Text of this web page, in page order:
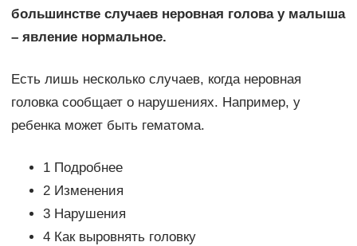
большинстве случаев неровная голова у малыша
– явление нормальное.
Есть лишь несколько случаев, когда неровная
головка сообщает о нарушениях. Например, у
ребенка может быть гематома.
1 Подробнее
2 Изменения
3 Нарушения
4 Как выровнять головку